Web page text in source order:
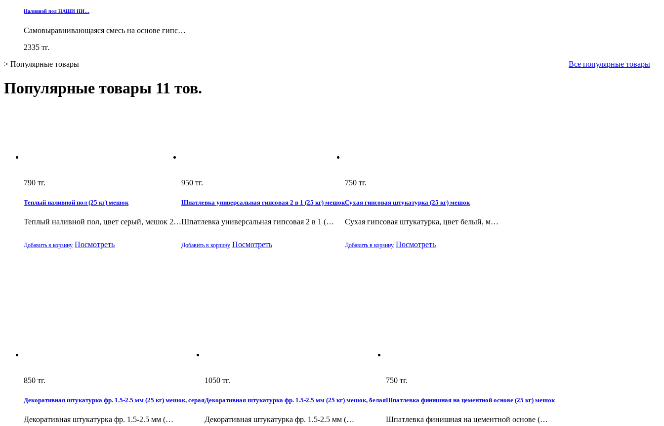
Наливной пол НАШИ НИ…
Самовыравнивающаяся смесь на основе гипс…
2335 тг.
Все популярные товары
> Популярные товары
Популярные товары 11 тов.
790 тг.
Теплый наливной пол (25 кг) мешок
Теплый наливной пол, цвет серый, мешок 2…
Добавить в корзину Посмотреть
950 тг.
Шпатлевка универсальная гипсовая 2 в 1 (25 кг) мешок
Шпатлевка универсальная гипсовая 2 в 1 (…
Добавить в корзину Посмотреть
750 тг.
Сухая гипсовая штукатурка (25 кг) мешок
Сухая гипсовая штукатурка, цвет белый, м…
Добавить в корзину Посмотреть
850 тг.
Декоративная штукатурка фр. 1.5-2.5 мм (25 кг) мешок, серая
Декоративная штукатурка фр. 1.5-2.5 мм (…
1050 тг.
Декоративная штукатурка фр. 1.5-2.5 мм (25 кг) мешок, белая
Декоративная штукатурка фр. 1.5-2.5 мм (…
750 тг.
Шпатлевка финишная на цементной основе (25 кг) мешок
Шпатлевка финишная на цементной основе (…